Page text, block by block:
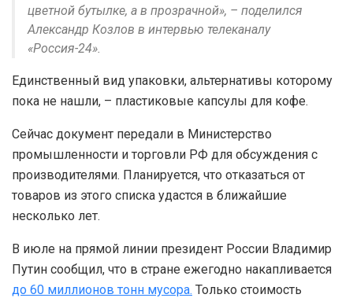
цветной бутылке, а в прозрачной», – поделился
Александр Козлов в интервью телеканалу
«Россия-24».
Единственный вид упаковки, альтернативы которому
пока не нашли, – пластиковые капсулы для кофе.
Сейчас документ передали в Министерство
промышленности и торговли РФ для обсуждения с
производителями. Планируется, что отказаться от
товаров из этого списка удастся в ближайшие
несколько лет.
В июле на прямой линии президент России Владимир
Путин сообщил, что в стране ежегодно накапливается
до 60 миллионов тонн мусора. Только стоимость